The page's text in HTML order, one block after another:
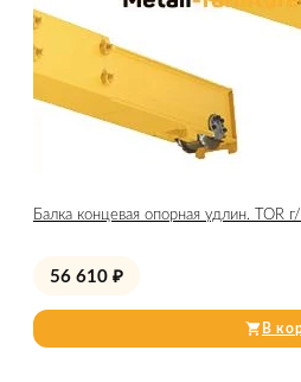
Балка концевая опорная удлин. TOR
56 610 ₽
В